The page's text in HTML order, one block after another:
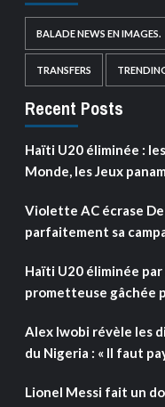
BALADE NEWS EN IMAGES.
TRANSFERS
Recent Posts
Haïti U20 éliminée :
Monde, les Jeux
Violette AC écrase
parfaitement sa
Haïti U20 éliminée par
prometteuse gâchée
Alex Iwobi révèle les
du Nigeria : « Il faut
Lionel Messi fait un